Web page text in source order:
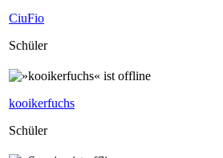
CiuFio
Schüler
kooikerfuchs
Schüler